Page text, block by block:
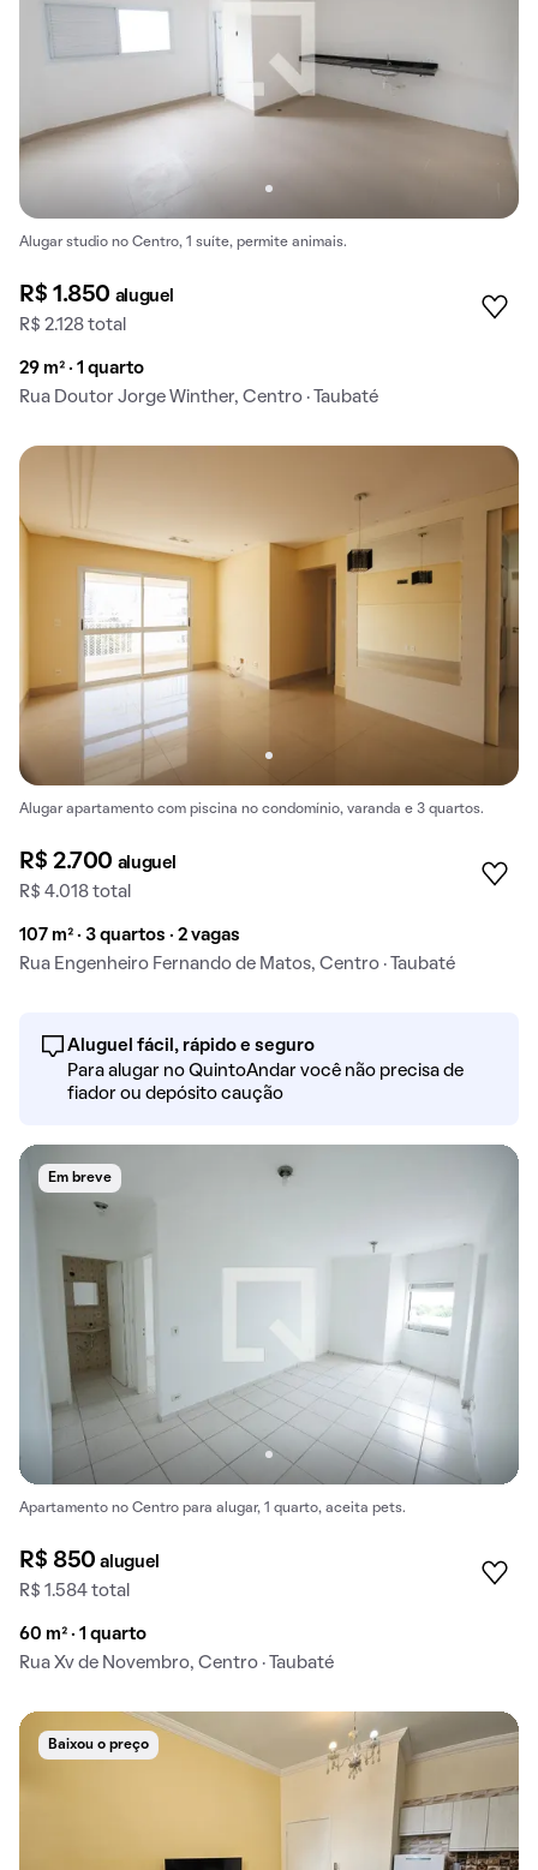
Alugar studio no Centro, 1 suíte, permite animais.
R$ 1.850 aluguel
R$ 2.128 total
29 m² · 1 quarto
Rua Doutor Jorge Winther, Centro · Taubaté
Alugar apartamento com piscina no condomínio, varanda e 3 quartos.
R$ 2.700 aluguel
R$ 4.018 total
107 m² · 3 quartos · 2 vagas
Rua Engenheiro Fernando de Matos, Centro · Taubaté
Aluguel fácil, rápido e seguro
Para alugar no QuintoAndar você não precisa de
fiador ou depósito caução
Em breve
Apartamento no Centro para alugar, 1 quarto, aceita pets.
R$ 850aluguel
R$ 1.584 total
60 m² · 1 quarto
Rua Xv de Novembro, Centro · Taubaté
Baixou o preço